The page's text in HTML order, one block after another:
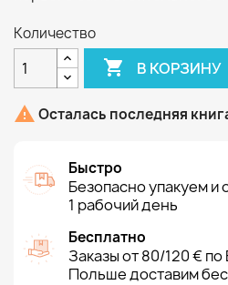
Количество
 В КОРЗИНУ
 Осталась последняя
Быстро
Безопасно упакуем и
1 рабочий день
Бесплатно
Заказы от 80/120 € по
Польше доставим